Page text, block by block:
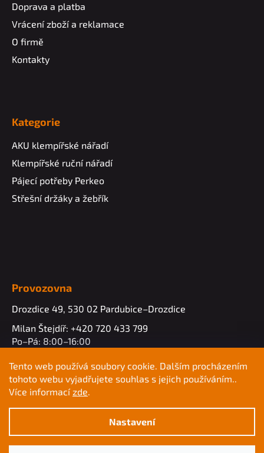
Tento web používá soubory cookie. Dalším procházením
tohoto webu vyjadřujete souhlas s jejich používáním..
Více informacízde.
Nastavení
Doprava a platba
Vrácení zboží a reklamace
O firmě
Kontakty
Kategorie
AKU klempířské nářadí
Klempířské ruční nářadí
Pájecí potřeby Perkeo
Střešní držáky a žebřík
Provozovna
Drozdice 49, 530 02 Pardubice–Drozdice
Milan Štejdíř: +420 720 433 799
Po–Pá: 8:00–16:00
info@profimk.eu